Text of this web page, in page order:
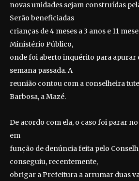
novas unidades sejam construídas
Serão beneficiadas
crianças de 4 meses a 3 anos e 11
Ministério Público,
onde foi aberto inquérito para apurar
semana passada. A
reunião contou com a conselheira
Barbosa, a Mazé.
De acordo com ela, o caso foi parar
em
função de denúncia feita pelo
conseguiu, recentemente,
obrigar a Prefeitura a arrumar duas